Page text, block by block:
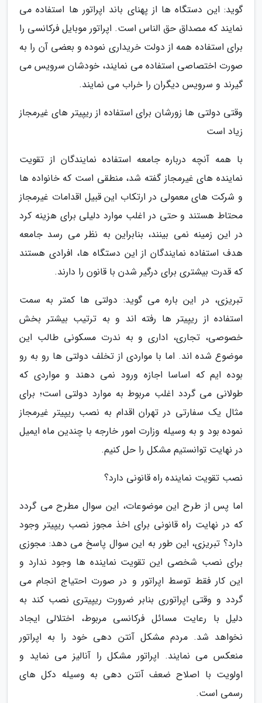
گوید: این دستگاه ها از پهنای باند اپراتور ها استفاده می
نمایند که مصداق حق الناس است. اپراتور موبایل فرکانسی را
برای استفاده همه از دولت خریداری نموده و بعضی آن را به
صورت اختصاصی استفاده می نمایند، خودشان سرویس می
گیرند و سرویس دیگران را خراب می نمایند.
وقتی دولتی ها زورشان برای استفاده از ریپیتر های غیرمجاز
زیاد است
با همه آنچه درباره جامعه استفاده نمایندگان از تقویت
نماینده های غیرمجاز گفته شد، منطقی است که خانواده ها
و شرکت های معمولی در ارتکاب این قبیل اقدامات غیرمجاز
محتاط هستند و حتی در اغلب موارد دلیلی برای هزینه کرد
در این زمینه نمی بینند، بنابراین به نظر می رسد جامعه
هدف استفاده نمایندگان از این دستگاه ها، افرادی هستند
که قدرت بیشتری برای درگیر شدن با قانون را دارند.
تبریزی، در این باره می گوید: دولتی ها کمتر به سمت
استفاده از ریپیتر ها رفته اند و به ترتیب بیشتر بخش
خصوصی، تجاری، اداری و به ندرت مسکونی طالب این
موضوع شده اند. اما با مواردی از تخلف دولتی ها رو به رو
بوده ایم که اساسا اجازه ورود نمی دهند و مواردی که
طولانی می گردد اغلب مربوط به موارد دولتی است؛ برای
مثال یک سفارتی در تهران اقدام به نصب ریپیتر غیرمجاز
نموده بود و به وسیله وزارت امور خارجه با چندین ماه ایمیل
در نهایت توانستیم مشکل را حل کنیم.
نصب تقویت نماینده راه قانونی دارد؟
اما پس از طرح این موضوعات، این سوال مطرح می گردد
که در نهایت راه قانونی برای اخذ مجوز نصب ریپیتر وجود
دارد؟ تبریزی، این طور به این سوال پاسخ می دهد: مجوزی
برای نصب شخصی این تقویت نماینده ها وجود ندارد و
این کار فقط توسط اپراتور و در صورت احتیاج انجام می
گردد و وقتی اپراتوری بنابر ضرورت ریپیتری نصب کند به
دلیل با رعایت مسائل فرکانسی مربوط، اختلالی ایجاد
نخواهد شد. مردم مشکل آنتن دهی خود را به اپراتور
منعکس می نمایند. اپراتور مشکل را آنالیز می نماید و
اولویت با اصلاح ضعف آنتن دهی به وسیله دکل های
رسمی است.